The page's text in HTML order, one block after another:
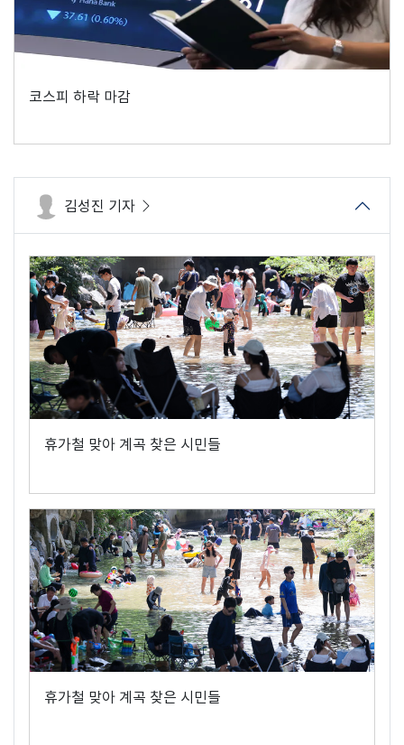
코스피 하락 마감
김성진 기자
휴가철 맞아 계곡 찾은 시민들
휴가철 맞아 계곡 찾은 시민들